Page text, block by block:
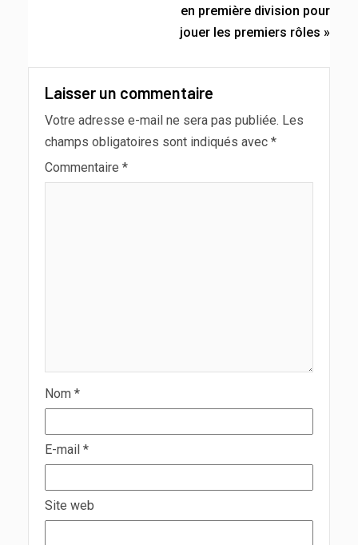
en première division pour
jouer les premiers rôles »
Laisser un commentaire
Votre adresse e-mail ne sera pas publiée. Les
champs obligatoires sont indiqués avec *
Commentaire *
Nom *
E-mail *
Site web